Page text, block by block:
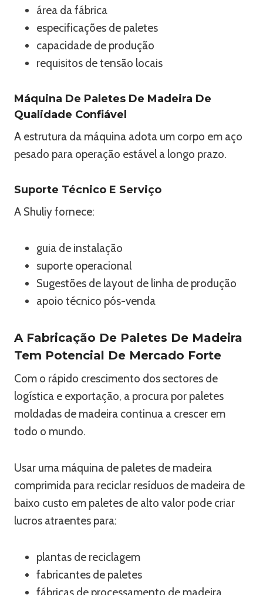
área da fábrica
especificações de paletes
capacidade de produção
requisitos de tensão locais
Máquina De Paletes De Madeira De
Qualidade Confiável
A estrutura da máquina adota um corpo em aço
pesado para operação estável a longo prazo.
Suporte Técnico E Serviço
A Shuliy fornece:
guia de instalação
suporte operacional
Sugestões de layout de linha de produção
apoio técnico pós-venda
A Fabricação De Paletes De Madeira
Tem Potencial De Mercado Forte
Com o rápido crescimento dos sectores de
logística e exportação, a procura por paletes
moldadas de madeira continua a crescer em
todo o mundo.
Usar uma máquina de paletes de madeira
comprimida para reciclar resíduos de madeira de
baixo custo em paletes de alto valor pode criar
lucros atraentes para:
plantas de reciclagem
fabricantes de paletes